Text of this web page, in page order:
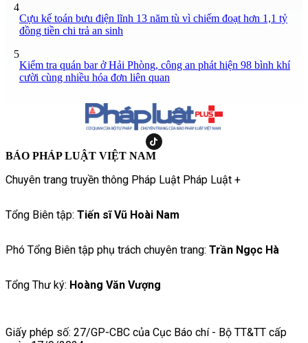
4
Cựu kế toán bưu điện lĩnh 13 năm tù vì chiếm đoạt hơn 1,1 tỷ
đồng tiền chi trả an sinh
5
Kiểm tra quán bar ở Hải Phòng, công an phát hiện 98 bình khí
cười cùng nhiều hóa đơn liên quan
BÁO PHÁP LUẬT VIỆT NAM
Chuyên trang truyền thông Pháp Luật Pháp Luật +
Tổng Biên tập: Tiến sĩ Vũ Hoài Nam
Phó Tổng Biên tập phụ trách chuyên trang: Trần Ngọc Hà
Tổng Thư ký: Hoàng Văn Vượng
Giấy phép số: 27/GP-CBC của Cục Báo chí - Bộ TT&TT cấp